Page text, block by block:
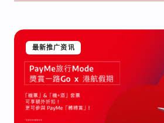
最新推广资讯